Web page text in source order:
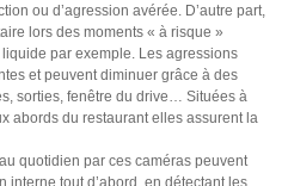
ou d’agression avérée. D’autre part,
lors des moments « à risque »
par exemple. Les agressions
et peuvent diminuer grâce à des
sorties, fenêtre du drive… Situées à
abords du restaurant elles assurent la
quotidien par ces caméras peuvent
interne tout d’abord, en détectant les